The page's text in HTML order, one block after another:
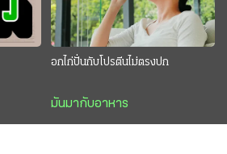
อกไก่ปั่นกับโปรตีนไม่ตรงปก
มันมากับอาหาร